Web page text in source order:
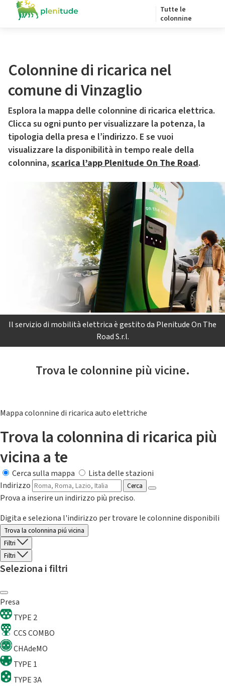
Tutte le
colonnine
Colonnine di ricarica nel
comune di Vinzaglio
Esplora la mappa delle colonnine di ricarica elettrica.
Clicca su ogni punto per visualizzare la potenza, la
tipologia della presa e l’indirizzo. E se vuoi
visualizzare la disponibilità in tempo reale della
colonnina, scarica l’app Plenitude On The Road.
Il servizio di mobilità elettrica è gestito da Plenitude On The
Road S.r.l.
Trova le colonnine più vicine.
Mappa colonnine di ricarica auto elettriche
Trova la colonnina di ricarica più
vicina a te
Cerca sulla mappa
Lista delle stazioni
Indirizzo
Cerca
Prova a inserire un indirizzo più preciso.
Digita e seleziona l'indirizzo per trovare le colonnine disponibili
Trova la colonnina piú vicina
Filtri
Filtri
Seleziona i filtri
Presa
TYPE 2
CCS COMBO
CHAdeMO
TYPE 1
TYPE 3A